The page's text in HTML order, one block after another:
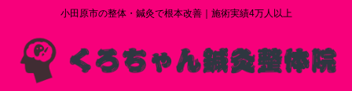
小田原市の整体・鍼灸で根本改善｜施術実績4万人以上